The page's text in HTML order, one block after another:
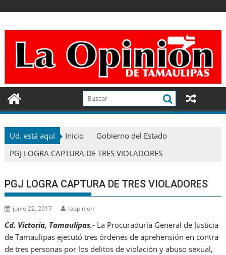
contenido
Ud. está aquí Inicio
Gobierno del Estado
PGJ LOGRA CAPTURA DE TRES VIOLADORES
PGJ LOGRA CAPTURA DE TRES VIOLADORES
junio 22, 2017 laopinion
Cd. Victoria, Tamaulipas.- La Procuraduría General de Justicia
de Tamaulipas ejecutó tres órdenes de aprehensión en contra
de tres personas por los delitos de violación y abuso sexual,